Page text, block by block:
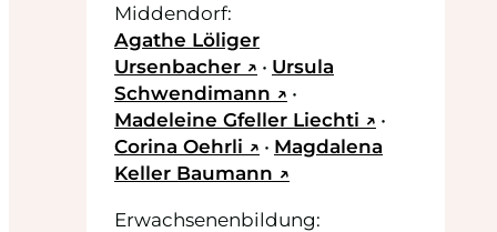
Middendorf:
Agathe Löliger
Ursenbacher ↗ • Ursula
Schwendimann ↗ •
Madeleine Gfeller Liechti ↗ •
Corina Oehrli ↗ • Magdalena
Keller Baumann ↗
Erwachsenenbildung: